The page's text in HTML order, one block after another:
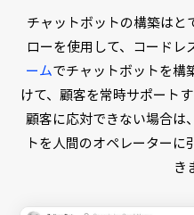
チャットボットの構築はと
ローを使用して、コードレ
ームでチャットボットを構
けて、顧客を常時サポート
顧客に応対できない場合は
トを人間のオペレーター
き